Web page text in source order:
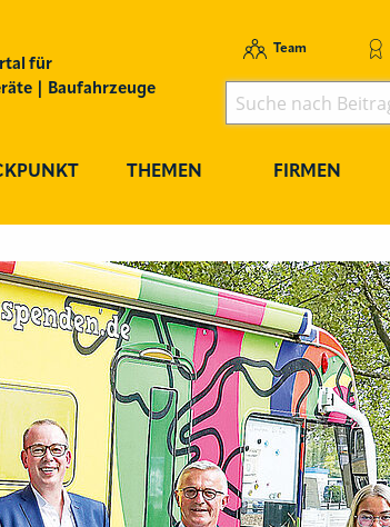
für
| Baufahrzeuge
Team
THEMEN FIRMEN